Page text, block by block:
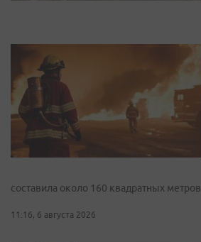
составила около 160 квадратных метров
11:16, 6 августа 2026